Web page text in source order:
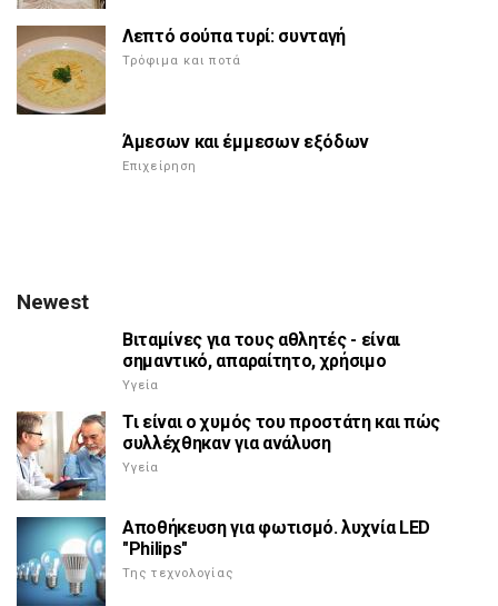
Λεπτό σούπα τυρί: συνταγή
Τρόφιμα και ποτά
Άμεσων και έμμεσων εξόδων
Επιχείρηση
Newest
Βιταμίνες για τους αθλητές - είναι
σημαντικό, απαραίτητο, χρήσιμο
Υγεία
Τι είναι ο χυμός του προστάτη και πώς
συλλέχθηκαν για ανάλυση
Υγεία
Αποθήκευση για φωτισμό. λυχνία LED
"Philips"
Της τεχνολογίας